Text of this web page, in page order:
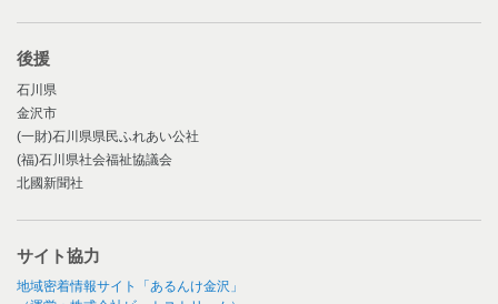
後援
石川県
金沢市
(一財)石川県県民ふれあい公社
(福)石川県社会福祉協議会
北國新聞社
サイト協力
地域密着情報サイト「あるんけ金沢」